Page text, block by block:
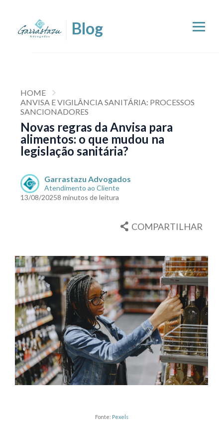
HOME
ANVISA E VIGILÂNCIA SANITÁRIA: PROCESSOS
SANCIONADORES
Novas regras da Anvisa para
alimentos: o que mudou na
legislação sanitária?
Garrastazu Advogados
Atendimento ao Cliente
13/08/20258 minutos de leitura
COMPARTILHAR
Fonte: Pexels